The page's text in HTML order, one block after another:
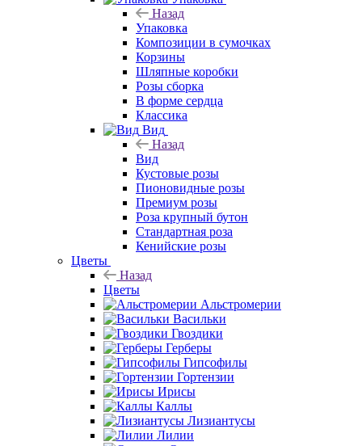
Назад
Упаковка
Композиции в сумочках
Корзины
Шляпные коробки
Розы сборка
В форме сердца
Классика
Вид
Назад
Вид
Кустовые розы
Пионовидные розы
Премиум розы
Роза крупный бутон
Стандартная роза
Кенийские розы
Цветы
Назад
Цветы
Альстромерии
Васильки
Гвоздики
Герберы
Гипсофилы
Гортензии
Ирисы
Каллы
Лизиантусы
Лилии